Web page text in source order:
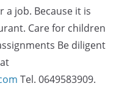
a job. Because it is
Care for children
Be diligent
Tel. 0649583909.